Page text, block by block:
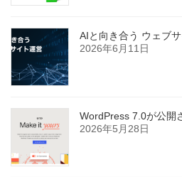
AIと向き合う ウェブ
2026年6月11日
WordPress 7.0が公開
2026年5月28日